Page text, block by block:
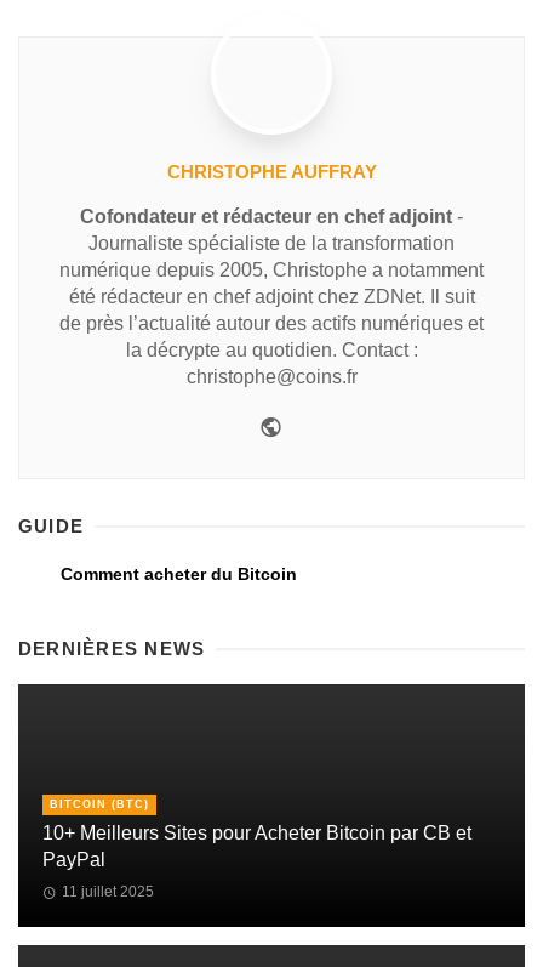
CHRISTOPHE AUFFRAY
Cofondateur et rédacteur en chef adjoint -
Journaliste spécialiste de la transformation
numérique depuis 2005, Christophe a notamment
été rédacteur en chef adjoint chez ZDNet. Il suit
de près l’actualité autour des actifs numériques et
la décrypte au quotidien. Contact :
christophe@coins.fr
GUIDE
Comment acheter du Bitcoin
DERNIÈRES NEWS
BITCOIN (BTC)
10+ Meilleurs Sites pour Acheter Bitcoin par CB et
PayPal
11 juillet 2025